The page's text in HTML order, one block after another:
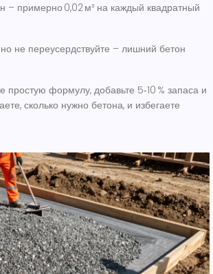
– примерно 0,02 м³ на каждый квадратный
не переусердствуйте – лишний бетон
формулу, добавьте 5‑10 % запаса и
сколько нужно бетона, и избегаете